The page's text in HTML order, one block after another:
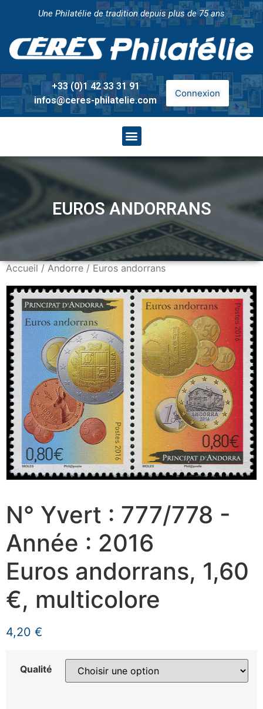
Une Philatélie de tradition depuis plus de 75 ans
+33 (0)1 42 33 31 91
infos@ceres-philatelie.com
Connexion
EUROS ANDORRANS
Accueil / Andorre / Euros andorrans
N° Yvert : 777/778 -
Année : 2016
Euros andorrans, 1,60
€, multicolore
4,20 €
Qualité